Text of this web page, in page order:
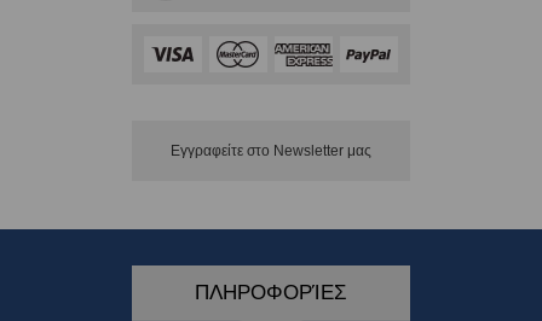
Εγγραφείτε στο Νewsletter μας
ΠΛΗΡΟΦΟΡΊΕΣ